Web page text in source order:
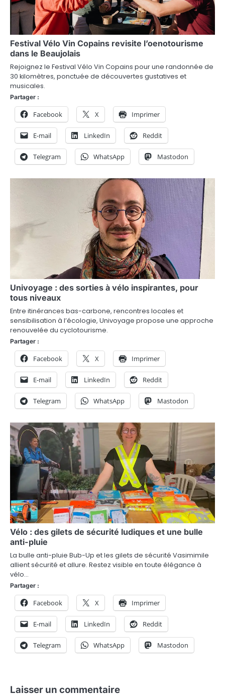
i
n
d
e
l
l
Festival Vélo Vin Copains revisite l’oenotourisme
dans le Beaujolais
Rejoignez le Festival Vélo Vin Copains pour une randonnée de
30 kilomètres, ponctuée de découvertes gustatives et
musicales.
Partager :
Facebook X Imprimer
E-mail LinkedIn Reddit
Telegram WhatsApp Mastodon
Univoyage : des sorties à vélo inspirantes, pour
tous niveaux
Entre itinérances bas-carbone, rencontres locales et
sensibilisation à l’écologie, Univoyage propose une approche
renouvelée du cyclotourisme.
Partager :
Facebook X Imprimer
E-mail LinkedIn Reddit
Telegram WhatsApp Mastodon
Vélo : des gilets de sécurité ludiques et une bulle
anti-pluie
La bulle anti-pluie Bub-Up et les gilets de sécurité Vasimimile
allient sécurité et allure. Restez visible en toute élégance à
vélo…
Partager :
Facebook X Imprimer
E-mail LinkedIn Reddit
Telegram WhatsApp Mastodon
Laisser un commentaire